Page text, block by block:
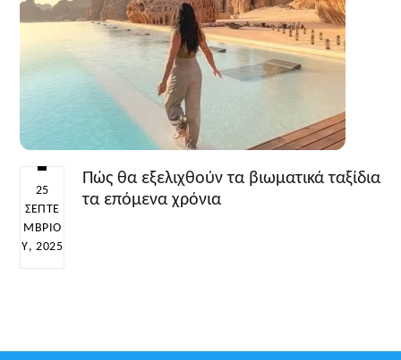
25
ΣΕΠΤΕ
ΜΒΡΊΟ
Υ, 2025
Πώς θα εξελιχθούν τα βιωματικά ταξίδια
τα επόμενα χρόνια